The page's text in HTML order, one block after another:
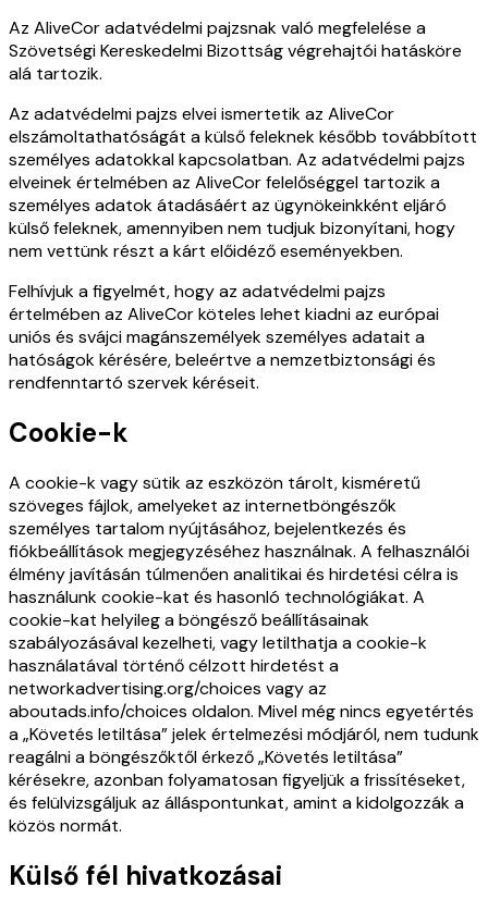
Az AliveCor adatvédelmi pajzsnak való megfelelése a
Szövetségi Kereskedelmi Bizottság végrehajtói hatásköre
alá tartozik.
Az adatvédelmi pajzs elvei ismertetik az AliveCor
elszámoltathatóságát a külső feleknek később továbbított
személyes adatokkal kapcsolatban. Az adatvédelmi pajzs
elveinek értelmében az AliveCor felelőséggel tartozik a
személyes adatok átadásáért az ügynökeinkként eljáró
külső feleknek, amennyiben nem tudjuk bizonyítani, hogy
nem vettünk részt a kárt előidéző eseményekben.
Felhívjuk a figyelmét, hogy az adatvédelmi pajzs
értelmében az AliveCor köteles lehet kiadni az európai
uniós és svájci magánszemélyek személyes adatait a
hatóságok kérésére, beleértve a nemzetbiztonsági és
rendfenntartó szervek kéréseit.
Cookie-k
A cookie-k vagy sütik az eszközön tárolt, kisméretű
szöveges fájlok, amelyeket az internetböngészők
személyes tartalom nyújtásához, bejelentkezés és
fiókbeállítások megjegyzéséhez használnak. A felhasználói
élmény javításán túlmenően analitikai és hirdetési célra is
használunk cookie-kat és hasonló technológiákat. A
cookie-kat helyileg a böngésző beállításainak
szabályozásával kezelheti, vagy letilthatja a cookie-k
használatával történő célzott hirdetést a
networkadvertising.org/choices vagy az
aboutads.info/choices oldalon. Mivel még nincs egyetértés
a „Követés letiltása” jelek értelmezési módjáról, nem tudunk
reagálni a böngészőktől érkező „Követés letiltása”
kérésekre, azonban folyamatosan figyeljük a frissítéseket,
és felülvizsgáljuk az álláspontunkat, amint a kidolgozzák a
közös normát.
Külső fél hivatkozásai